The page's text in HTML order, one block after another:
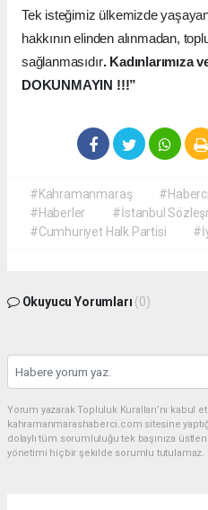
Tek isteğimiz ülkemizde
hakkının elinden alınmadan,
sağlanmasıdır. Kadınlarımıza
DOKUNMAYIN !!!”
#Kahramanmaraş #Haberci
#Haberler
#İstanbul
#Cumhuriyet Halk Partisi
Okuyucu Yorumları (0)
Yorum yazarak Topluluk Kuralları’nı kabul
kahramanmarashaberci.com sitesine
dolaylı tüm sorumluluğu tek başınıza
yönetimi hiçbir şekilde sorumlu tutulamaz.